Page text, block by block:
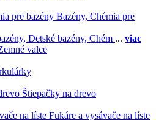
Bazény, Chémia pre
Detské bazény, Chém ... viac
valce
Štiepačky na drevo
Fukáre a vysávače na líste